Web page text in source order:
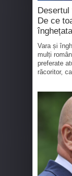
De ce
Vara și
mulți
preferate
răcoritor,